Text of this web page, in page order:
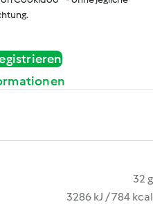
32 g
3286 kJ / 784 kcal